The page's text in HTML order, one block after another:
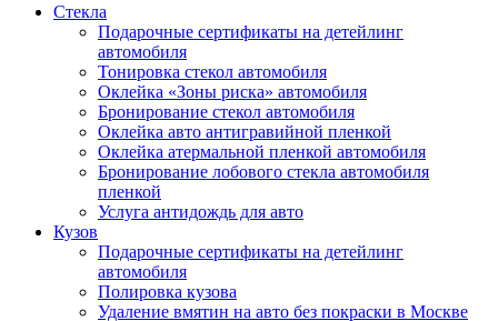
Стекла
Подарочные сертификаты на детейлинг
автомобиля
Тонировка стекол автомобиля
Оклейка «Зоны риска» автомобиля
Бронирование стекол автомобиля
Оклейка авто антигравийной пленкой
Оклейка атермальной пленкой автомобиля
Бронирование лобового стекла автомобиля
пленкой
Услуга антидождь для авто
Кузов
Подарочные сертификаты на детейлинг
автомобиля
Полировка кузова
Удаление вмятин на авто без покраски в Москве